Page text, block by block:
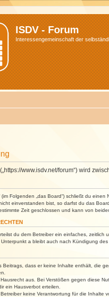
ISDV - Forum
Interessengemeinschaft der
www.isdv.net/forum“) wird
(im Folgenden „das Board“) schließt du
einverstanden bist, so darfst du das
Zeit geschlossen und kann von
du dem Betreiber ein einfaches,
a bleibt auch nach Kündigung des
Beitrags, dass er keine Inhalte enthält, die
aus. Bei Verstößen gegen diese
ein Hausverbot erteilen.
keine Verantwortung für die